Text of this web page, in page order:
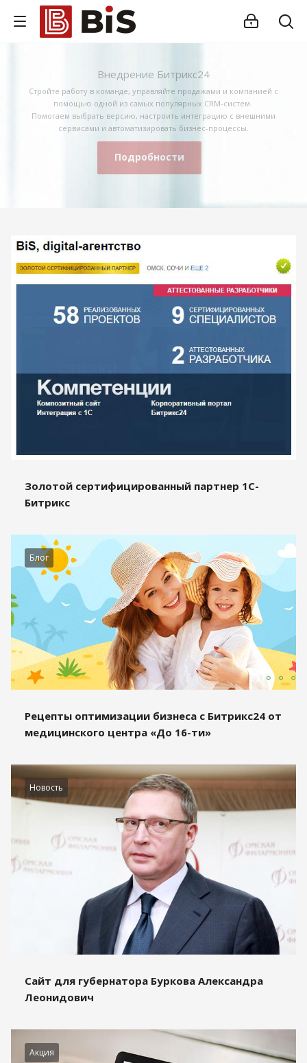
Внедрение Битрикс24
Стройте работу в команде, управляйте продажами и компанией с
помощью одной из самых популярных CRM-систем.
Помогаем выбрать версию, настроить интеграцию с внешними
сервисами и автоматизировать бизнес-процессы.
Подробности
Золотой сертифицированный партнер 1С-
Битрикс
Блог
Рецепты оптимизации бизнеса с Битрикс24 от
медицинского центра «До 16-ти»
Новость
Сайт для губернатора Буркова Александра
Леонидович
Акция